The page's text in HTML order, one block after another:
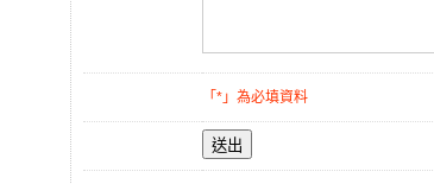
「*」為必填資料
送出